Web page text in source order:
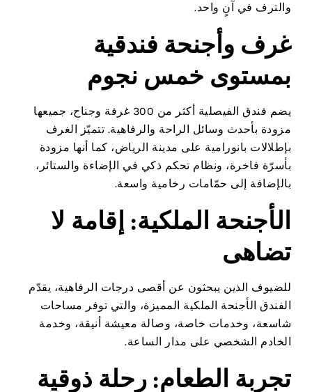
والترف في آنٍ واحد.
غرف وأجنحة فندقية
بمستوى خمس نجوم
يضم فندق الفيصلية أكثر من 300 غرفة وجناح، جميعها
مزودة بأحدث وسائل الراحة والرفاهية. تتميّز الغرف
بإطلالات بانورامية على مدينة الرياض، كما أنها مزودة
بأسرّة فاخرة، ونظام تحكم ذكي في الإضاءة والستائر،
بالإضافة إلى حمّامات رخامية واسعة.
الأجنحة الملكية: إقامة لا
تضاهى
للضيوف الذين يبحثون عن أقصى درجات الرفاهية، يقدّم
الفندق الأجنحة الملكية المميزة، والتي توفر مساحات
شاسعة، وخدمات خاصة، وصالة معيشة أنيقة، وخدمة
الخادم الشخصي على مدار الساعة.
تجربة الطعام: رحلة ذوقية